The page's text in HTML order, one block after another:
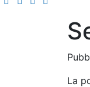
La